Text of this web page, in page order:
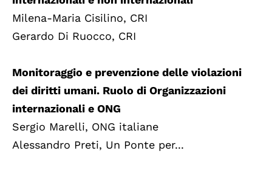
Milena-Maria Cisilino, CRI
Gerardo Di Ruocco, CRI
Monitoraggio e prevenzione delle violazioni
dei diritti umani. Ruolo di Organizzazioni
internazionali e ONG
Sergio Marelli, ONG italiane
Alessandro Preti, Un Ponte per...